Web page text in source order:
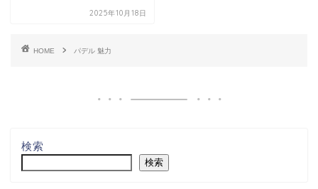
2025年10月18日
HOME パデル 魅力
検索
検索